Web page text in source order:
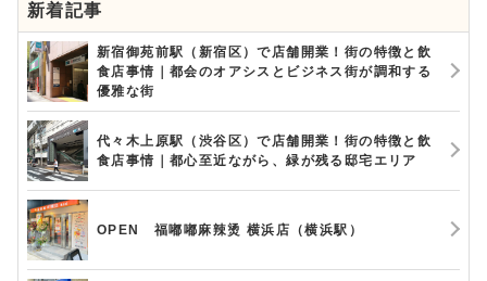
新着記事
新宿御苑前駅（新宿区）で店舗開業！街の特徴と飲
食店事情｜都会のオアシスとビジネス街が調和する
優雅な街
代々木上原駅（渋谷区）で店舗開業！街の特徴と飲
食店事情｜都心至近ながら、緑が残る邸宅エリア
OPEN 福嘟嘟麻辣烫 横浜店（横浜駅）